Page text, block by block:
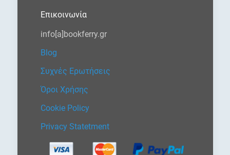
Επικοινωνία
info[a]bookferry.gr
Blog
Συχνές Ερωτήσεις
Όροι Χρήσης
Cookie Policy
Privacy Statetment